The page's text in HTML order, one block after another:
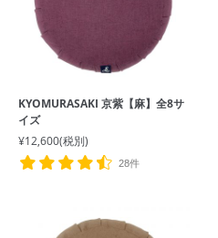
KYOMURASAKI 京紫【麻】全8サ
イズ
¥12,600(税別)
28件